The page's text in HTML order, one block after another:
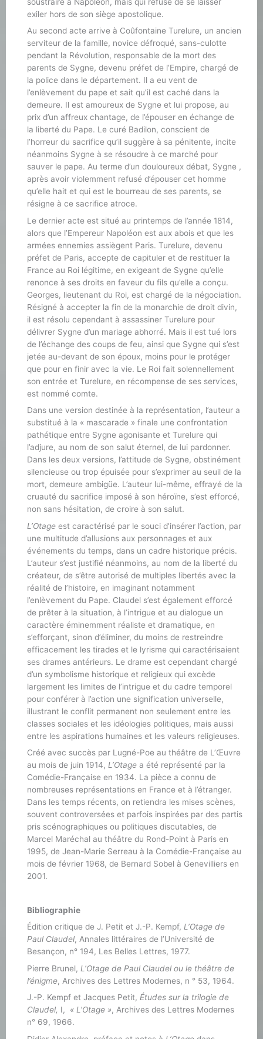
exiler hors de son siège apostolique.
Au second acte arrive à Coûfontaine Turelure, un ancien
serviteur de la famille, novice défroqué, sans-culotte
pendant la Révolution, responsable de la mort des
parents de Sygne, devenu préfet de l’Empire, chargé de
la police dans le département. Il a eu vent de
l’enlèvement du pape et sait qu’il est caché dans la
demeure. Il est amoureux de Sygne et lui propose, au
prix d’un affreux chantage, de l’épouser en échange de
la liberté du Pape. Le curé Badilon, conscient de
l’horreur du sacrifice qu’il suggère à sa pénitente, incite
néanmoins Sygne à se résoudre à ce marché pour
sauver le pape. Au terme d’un douloureux débat, Sygne ,
après avoir violemment refusé d’épouser cet homme
qu’elle hait et qui est le bourreau de ses parents, se
résigne à ce sacrifice atroce.
Le dernier acte est situé au printemps de l’année 1814,
alors que l’Empereur Napoléon est aux abois et que les
armées ennemies assiègent Paris. Turelure, devenu
préfet de Paris, accepte de capituler et de restituer la
France au Roi légitime, en exigeant de Sygne qu’elle
renonce à ses droits en faveur du fils qu’elle a conçu.
Georges, lieutenant du Roi, est chargé de la négociation.
Résigné à accepter la fin de la monarchie de droit divin,
il est résolu cependant à assassiner Turelure pour
délivrer Sygne d’un mariage abhorré. Mais il est tué lors
de l’échange des coups de feu, ainsi que Sygne qui s’est
jetée au-devant de son époux, moins pour le protéger
que pour en finir avec la vie. Le Roi fait solennellement
son entrée et Turelure, en récompense de ses services,
est nommé comte.
Dans une version destinée à la représentation, l’auteur a
substitué à la « mascarade » finale une confrontation
pathétique entre Sygne agonisante et Turelure qui
l’adjure, au nom de son salut éternel, de lui pardonner.
Dans les deux versions, l’attitude de Sygne, obstinément
silencieuse ou trop épuisée pour s’exprimer au seuil de la
mort, demeure ambigüe. L’auteur lui-même, effrayé de la
cruauté du sacrifice imposé à son héroïne, s’est efforcé,
non sans hésitation, de croire à son salut.
L’Otage est caractérisé par le souci d’insérer l’action, par
une multitude d’allusions aux personnages et aux
événements du temps, dans un cadre historique précis.
L’auteur s’est justifié néanmoins, au nom de la liberté du
créateur, de s’être autorisé de multiples libertés avec la
réalité de l’histoire, en imaginant notamment
l’enlèvement du Pape. Claudel s’est également efforcé
de prêter à la situation, à l’intrigue et au dialogue un
caractère éminemment réaliste et dramatique, en
s’efforçant, sinon d’éliminer, du moins de restreindre
efficacement les tirades et le lyrisme qui caractérisaient
ses drames antérieurs. Le drame est cependant chargé
d’un symbolisme historique et religieux qui excède
largement les limites de l’intrigue et du cadre temporel
pour conférer à l’action une signification universelle,
illustrant le conflit permanent non seulement entre les
classes sociales et les idéologies politiques, mais aussi
entre les aspirations humaines et les valeurs religieuses.
Créé avec succès par Lugné-Poe au théâtre de L’Œuvre
au mois de juin 1914, L’Otage a été représenté par la
Comédie-Française en 1934. La pièce a connu de
nombreuses représentations en France et à l’étranger.
Dans les temps récents, on retiendra les mises scènes,
souvent controversées et parfois inspirées par des partis
pris scénographiques ou politiques discutables, de
Marcel Maréchal au théâtre du Rond-Point à Paris en
1995, de Jean-Marie Serreau à la Comédie-Française au
mois de février 1968, de Bernard Sobel à Genevilliers en
2001.
Bibliographie
Édition critique de J. Petit et J.-P. Kempf, L’Otage de
Paul Claudel, Annales littéraires de l’Université de
Besançon, n° 194, Les Belles Lettres, 1977.
Pierre Brunel, L’Otage de Paul Claudel ou le théâtre de
l’énigme, Archives des Lettres Modernes, n ° 53, 1964.
J.-P. Kempf et Jacques Petit, Études sur la trilogie de
Claudel, I, « L’Otage », Archives des Lettres Modernes
n° 69, 1966.